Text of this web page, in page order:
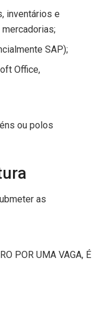
inventários e
SAP);
Office,
ou polos
as
POR UMA VAGA, É